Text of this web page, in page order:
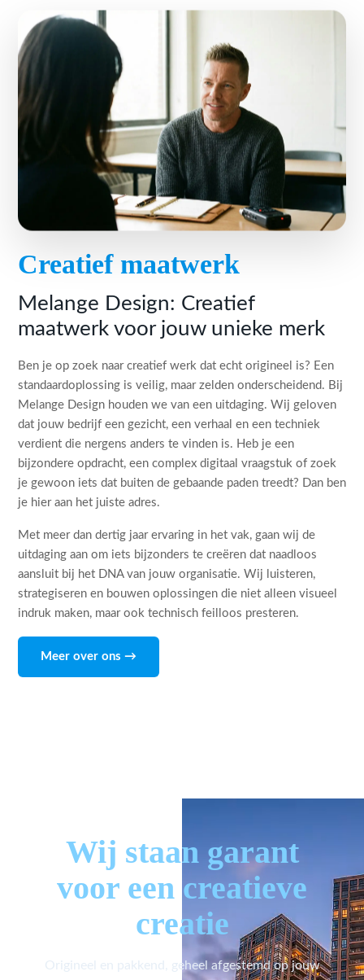
Creatief maatwerk
Melange Design: Creatief
maatwerk voor jouw unieke merk
Ben je op zoek naar creatief werk dat echt origineel is? Een
standaardoplossing is veilig, maar zelden onderscheidend. Bij
Melange Design houden we van een uitdaging. Wij geloven
dat jouw bedrijf een gezicht, een verhaal en een techniek
verdient die nergens anders te vinden is. Heb je een
bijzondere opdracht, een complex digitaal vraagstuk of zoek
je gewoon iets dat buiten de gebaande paden treedt? Dan ben
je hier aan het juiste adres.
Met meer dan dertig jaar ervaring in het vak, gaan wij de
uitdaging aan om iets bijzonders te creëren dat naadloos
aansluit bij het DNA van jouw organisatie. Wij luisteren,
strategiseren en bouwen oplossingen die niet alleen visueel
indruk maken, maar ook technisch feilloos presteren.
Meer over ons →
Wij staan garant
voor een creatieve
creatie
Origineel en pakkend, geheel afgestemd op jouw